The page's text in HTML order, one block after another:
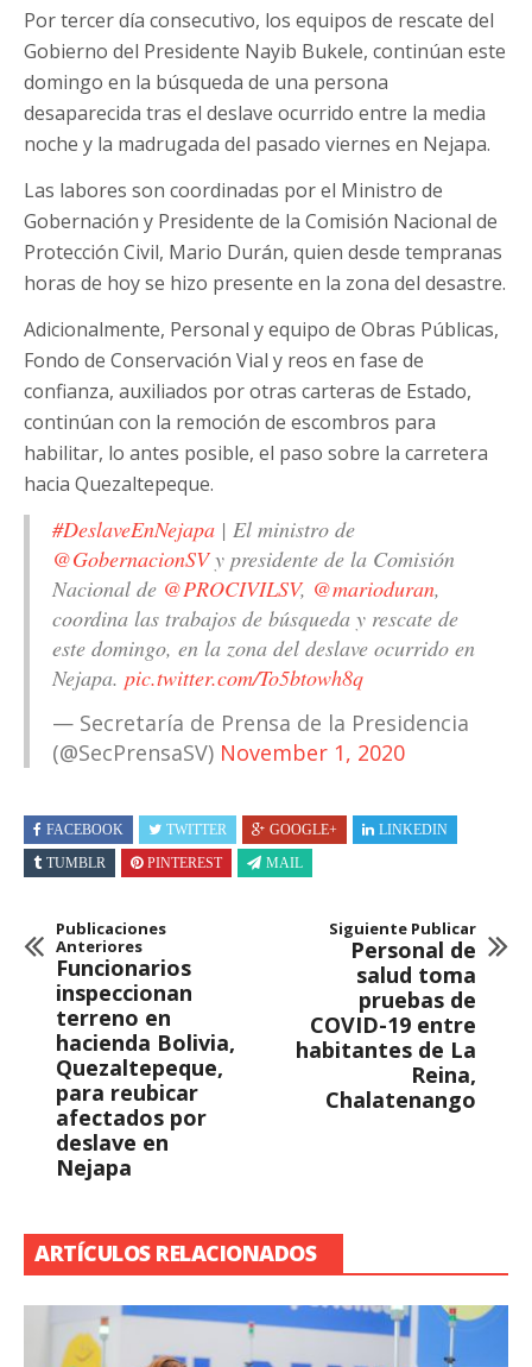
Por tercer día consecutivo, los equipos de rescate del
Gobierno del Presidente Nayib Bukele, continúan este
domingo en la búsqueda de una persona
desaparecida tras el deslave ocurrido entre la media
noche y la madrugada del pasado viernes en Nejapa.
Las labores son coordinadas por el Ministro de
Gobernación y Presidente de la Comisión Nacional de
Protección Civil, Mario Durán, quien desde tempranas
horas de hoy se hizo presente en la zona del desastre.
Adicionalmente, Personal y equipo de Obras Públicas,
Fondo de Conservación Vial y reos en fase de
confianza, auxiliados por otras carteras de Estado,
continúan con la remoción de escombros para
habilitar, lo antes posible, el paso sobre la carretera
hacia Quezaltepeque.
#DeslaveEnNejapa | El ministro de
@GobernacionSVy presidente de la Comisión
Nacional de @PROCIVILSV, @marioduran,
coordina las trabajos de búsqueda y rescate de
este domingo, en la zona del deslave ocurrido en
Nejapa. pic.twitter.com/To5btowh8q
— Secretaría de Prensa de la Presidencia
(@SecPrensaSV) November 1, 2020
FACEBOOK TWITTER GOOGLE+
LINKEDIN
TUMBLR
PINTEREST MAIL
Publicaciones
Anteriores
Funcionarios
inspeccionan
terreno en
hacienda Bolivia,
Quezaltepeque,
para reubicar
afectados por
deslave en
Nejapa
Siguiente Publicar
Personal de
salud toma
pruebas de
COVID-19 entre
habitantes de La
Reina,
Chalatenango
ARTÍCULOS RELACIONADOS